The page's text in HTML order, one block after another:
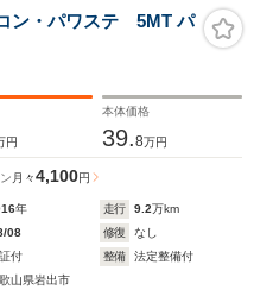
ン・パワステ 5MT パ
円
本体価格
39.8万円
月々4,100円
年 走行 9.2万km
08 修復
なし
付 整備
法定整備付
山県岩出市